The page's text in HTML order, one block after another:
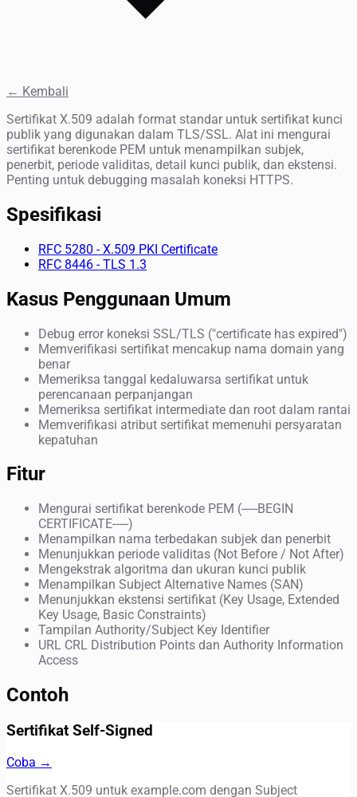
← Kembali
Sertifikat X.509 adalah format standar untuk sertifikat kunci
publik yang digunakan dalam TLS/SSL. Alat ini mengurai
sertifikat berenkode PEM untuk menampilkan subjek,
penerbit, periode validitas, detail kunci publik, dan ekstensi.
Penting untuk debugging masalah koneksi HTTPS.
Spesifikasi
RFC 5280 - X.509 PKI Certificate
RFC 8446 - TLS 1.3
Kasus Penggunaan Umum
Debug error koneksi SSL/TLS ("certificate has expired")
Memverifikasi sertifikat mencakup nama domain yang
benar
Memeriksa tanggal kedaluwarsa sertifikat untuk
perencanaan perpanjangan
Memeriksa sertifikat intermediate dan root dalam rantai
Memverifikasi atribut sertifikat memenuhi persyaratan
kepatuhan
Fitur
Mengurai sertifikat berenkode PEM (-----BEGIN
CERTIFICATE-----)
Menampilkan nama terbedakan subjek dan penerbit
Menunjukkan periode validitas (Not Before / Not After)
Mengekstrak algoritma dan ukuran kunci publik
Menampilkan Subject Alternative Names (SAN)
Menunjukkan ekstensi sertifikat (Key Usage, Extended
Key Usage, Basic Constraints)
Tampilan Authority/Subject Key Identifier
URL CRL Distribution Points dan Authority Information
Access
Contoh
Sertifikat Self-Signed
Coba →
Sertifikat X.509 untuk example.com dengan Subject